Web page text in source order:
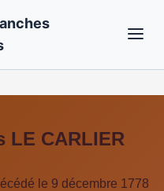
LE CARLIER
le 9 décembre 1778